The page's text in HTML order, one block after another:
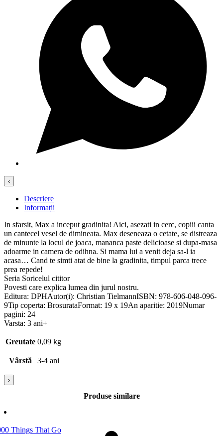
‹
Descriere
Informații
In sfarsit, Max a inceput gradinita! Aici, asezati in cerc, copiii canta
un cantecel vesel de dimineata. Max deseneaza o cetate, se distreaza
de minunte la locul de joaca, mananca paste delicioase si dupa-masa
adoarme in camera de odihna. Si mama lui a venit deja sa-l ia
acasa… Cand te simti atat de bine la gradinita, timpul parca trece
prea repede!
Seria Soricelul cititor
Povesti care explica lumea din jurul nostru.
Editura: DPHAutor(i): Christian TielmannISBN: 978-606-048-096-
9Tip coperta: BrosurataFormat: 19 x 19An aparitie: 2019Numar
pagini: 24
Varsta: 3 ani+
Greutate 0,09 kg
Vârstă 3-4 ani
›
Produse similare